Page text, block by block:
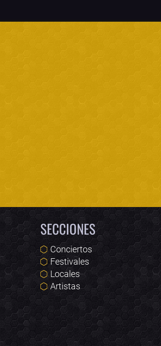
SECCIONES
Conciertos
Festivales
Locales
Artistas